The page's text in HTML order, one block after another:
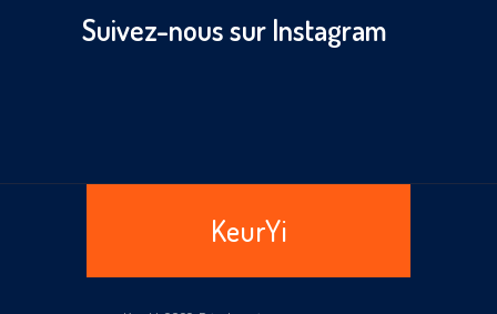
Suivez-nous sur Instagram
KeurYi